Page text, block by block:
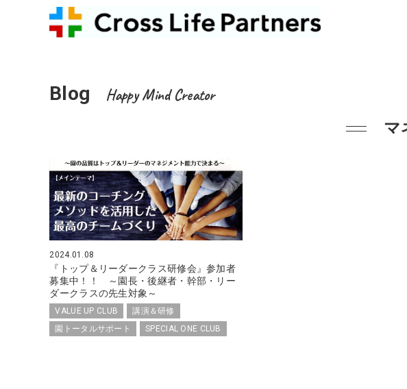
Blog Happy Mind Creator
マ
2024.01.08
『トップ＆リーダークラス研修会』参加者
募集中！！ ～園長・後継者・幹部・リー
ダークラスの先生対象～
VALUE UP CLUB
講演＆研修
園トータルサポート
SPECIAL ONE CLUB